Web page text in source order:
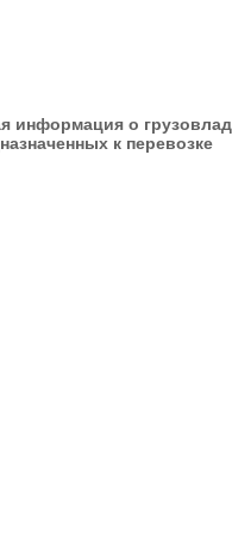
информация о
к перевозке